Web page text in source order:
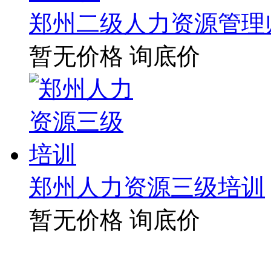
郑州二级人力资源管
暂无价格 询底价
郑州人力资源三级培训
暂无价格 询底价